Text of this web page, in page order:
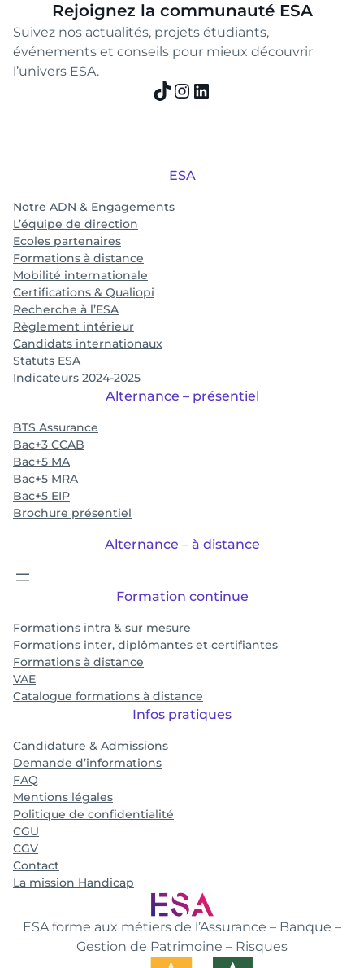
Rejoignez la communauté ESA
Suivez nos actualités, projets étudiants,
événements et conseils pour mieux découvrir
l’univers ESA.
TikTok
Instagram
LinkedIn
ESA forme aux métiers de l’Assurance – Banque –
Gestion de Patrimoine – Risques
ESA
Notre ADN & Engagements
L’équipe de direction
Ecoles partenaires
Formations à distance
Mobilité internationale
Certifications & Qualiopi
Recherche à l’ESA
Règlement intérieur
Candidats internationaux
Statuts ESA
Indicateurs 2024-2025
Alternance – présentiel
BTS Assurance
Bac+3 CCAB
Bac+5 MA
Bac+5 MRA
Bac+5 EIP
Brochure présentiel
Alternance – à distance
Formation continue
Formations intra & sur mesure
Formations inter, diplômantes et certifiantes
Formations à distance
VAE
Catalogue formations à distance
Infos pratiques
Candidature & Admissions
Demande d’informations
FAQ
Mentions légales
Politique de confidentialité
CGU
CGV
Contact
La mission Handicap